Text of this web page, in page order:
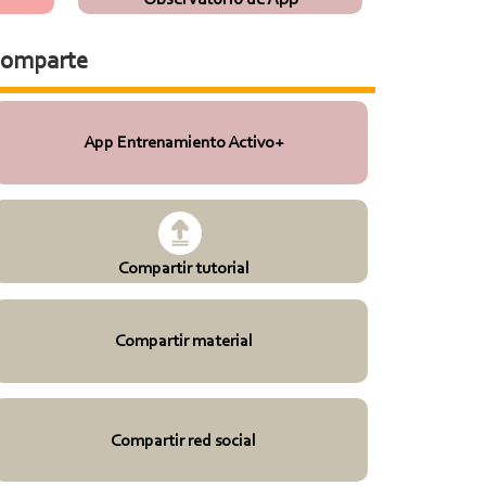
App Entrenamiento Activo+
Compartir tutorial
Compartir material
Compartir red social